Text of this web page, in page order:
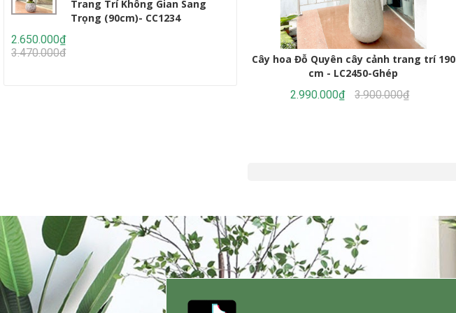
Cây hoa Đỗ Quyên cây cảnh trang trí 190
cm - LC2450-Ghép
2.990.000₫ 3.900.000₫
Trang Trí Không Gian Sang
Trọng (90cm)- CC1234
2.650.000₫
3.470.000₫
Thiết Kế Tiểu Cảnh Không Gian
Lớn (220cm)- CC1190
2.950.000₫
4.647.000₫